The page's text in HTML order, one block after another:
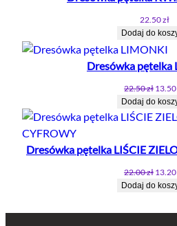
22.50zł
Dodaj do
Dresówka
22.50zł
cena
13.50
Dodaj do
Dresówka pętelka LIŚCIE
22.00zł
cena
13.20
Dodaj do